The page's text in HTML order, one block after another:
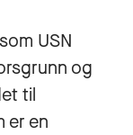
USN
og
til
er en